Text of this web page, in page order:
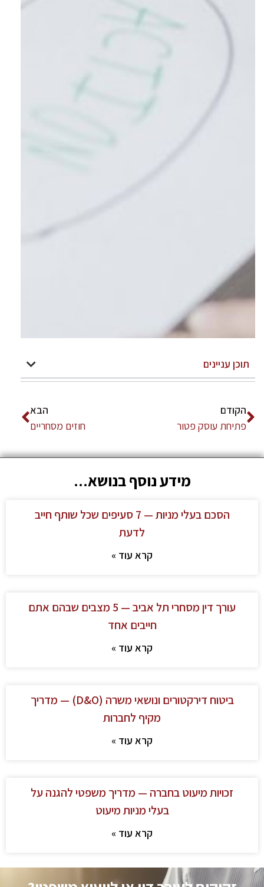
תוכן עניינים
הקודם
פתיחת עוסק פטור
הבא
חוזים מסחריים
מידע נוסף בנושא...
הסכם בעלי מניות — 7 סעיפים שכל שותף חייב
לדעת
קרא עוד »
עורך דין מסחרי תל אביב — 5 מצבים שבהם אתם
חייבים אחד
קרא עוד »
ביטוח דירקטורים ונושאי משרה (D&O) — מדריך
מקיף לחברות
קרא עוד »
זכויות מיעוט בחברה — מדריך משפטי להגנה על
בעלי מניות מיעוט
קרא עוד »